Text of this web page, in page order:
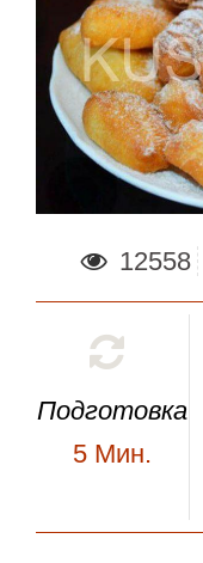
12558
Подготовка
5 Мин.